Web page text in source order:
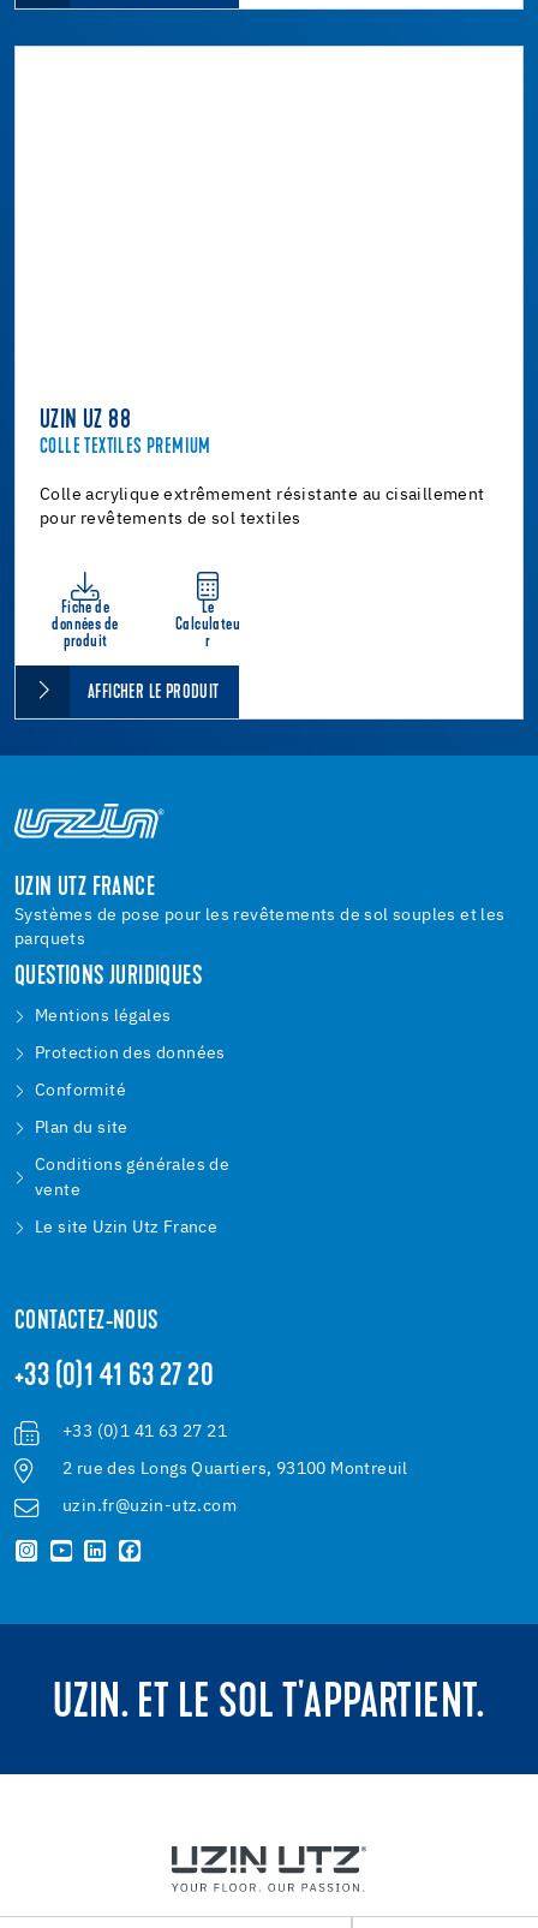
UZIN UZ 88
COLLE TEXTILES PREMIUM
Colle acrylique extrêmement résistante au cisaillement
pour revêtements de sol textiles
Fiche de
données de
produit
Le
Calculateu
r
AFFICHER LE PRODUIT
UZIN UTZ FRANCE
Systèmes de pose pour les revêtements de sol souples et les
parquets
QUESTIONS JURIDIQUES
Mentions légales
Protection des données
Conformité
Plan du site
Conditions générales de
vente
Le site Uzin Utz France
CONTACTEZ-NOUS
+33 (0)1 41 63 27 20
+33 (0)1 41 63 27 21
2 rue des Longs Quartiers, 93100 Montreuil
uzin.fr@uzin-utz.com
UZIN. ET LE SOL T'APPARTIENT.